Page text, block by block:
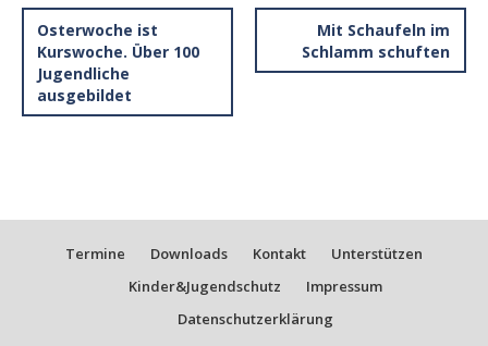
Osterwoche ist
Kurswoche. Über 100
Jugendliche
ausgebildet
Mit Schaufeln im
Schlamm schuften
Termine Downloads Kontakt
Unterstützen
Kinder&Jugendschutz
Impressum
Datenschutzerklärung